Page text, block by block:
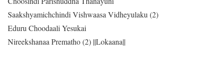
Saakshyamichchindi Vishwaasa Vidheyulaku (2)
Eduru Choodaali Yesukai
Nireekshanaa Prematho (2) ||Lokaana||